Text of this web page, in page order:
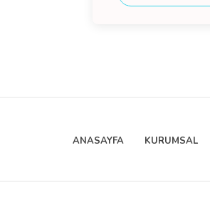
ANASAYFA KURUMSAL